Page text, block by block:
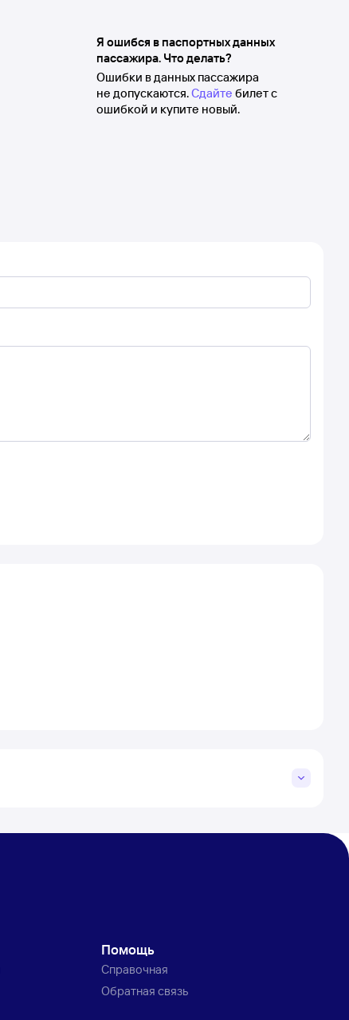
Я ошибся в паспортных данных
пассажира. Что делать?
Ошибки в данных пассажира
не допускаются.Сдайте билет с
ошибкой и купите новый.
Помощь
Справочная
Обратная связь